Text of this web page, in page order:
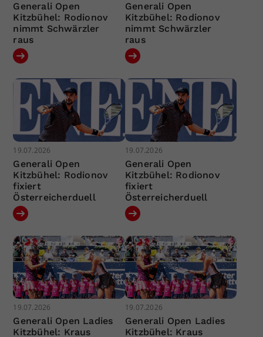
Generali Open
Kitzbühel: Rodionov
nimmt Schwärzler
raus
Generali Open
Kitzbühel: Rodionov
nimmt Schwärzler
raus
19.07.2026
Generali Open
Kitzbühel: Rodionov
fixiert
Österreicherduell
19.07.2026
Generali Open
Kitzbühel: Rodionov
fixiert
Österreicherduell
19.07.2026
Generali Open Ladies
Kitzbühel: Kraus
19.07.2026
Generali Open Ladies
Kitzbühel: Kraus